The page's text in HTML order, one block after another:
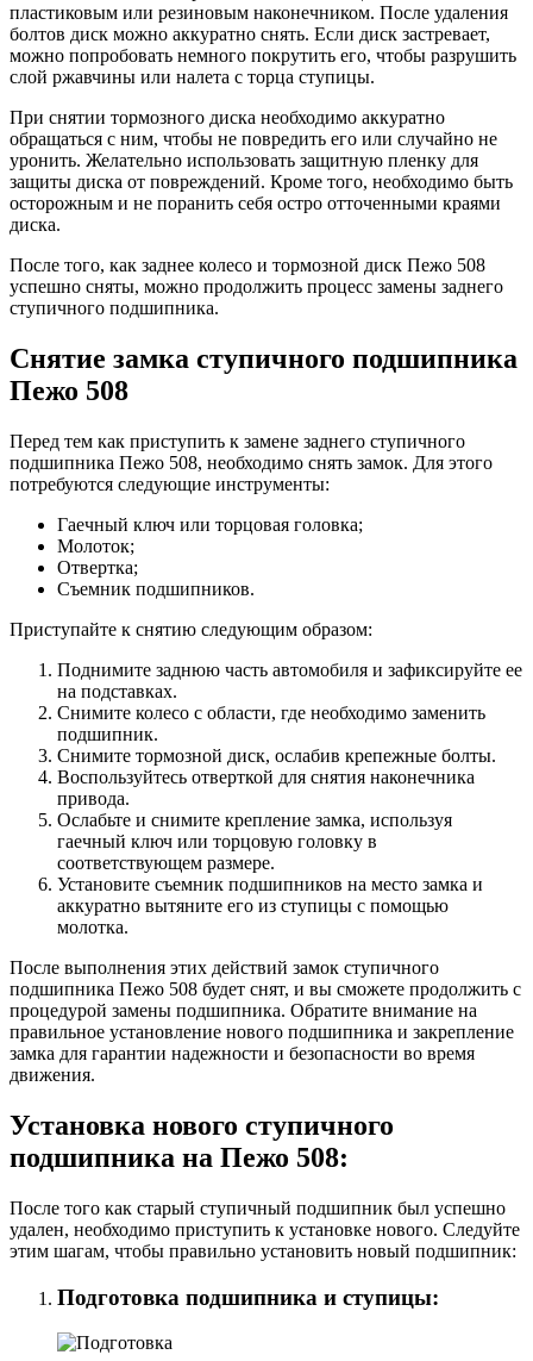
пластиковым или резиновым наконечником. После удаления
болтов диск можно аккуратно снять. Если диск застревает,
можно попробовать немного покрутить его, чтобы разрушить
слой ржавчины или налета с торца ступицы.
При снятии тормозного диска необходимо аккуратно
обращаться с ним, чтобы не повредить его или случайно не
уронить. Желательно использовать защитную пленку для
защиты диска от повреждений. Кроме того, необходимо быть
осторожным и не поранить себя остро отточенными краями
диска.
После того, как заднее колесо и тормозной диск Пежо 508
успешно сняты, можно продолжить процесс замены заднего
ступичного подшипника.
Снятие замка ступичного подшипника
Пежо 508
Перед тем как приступить к замене заднего ступичного
подшипника Пежо 508, необходимо снять замок. Для этого
потребуются следующие инструменты:
Гаечный ключ или торцовая головка;
Молоток;
Отвертка;
Съемник подшипников.
Приступайте к снятию следующим образом:
Поднимите заднюю часть автомобиля и зафиксируйте ее
на подставках.
Снимите колесо с области, где необходимо заменить
подшипник.
Снимите тормозной диск, ослабив крепежные болты.
Воспользуйтесь отверткой для снятия наконечника
привода.
Ослабьте и снимите крепление замка, используя
гаечный ключ или торцовую головку в
соответствующем размере.
Установите съемник подшипников на место замка и
аккуратно вытяните его из ступицы с помощью
молотка.
После выполнения этих действий замок ступичного
подшипника Пежо 508 будет снят, и вы сможете продолжить с
процедурой замены подшипника. Обратите внимание на
правильное установление нового подшипника и закрепление
замка для гарантии надежности и безопасности во время
движения.
Установка нового ступичного
подшипника на Пежо 508:
После того как старый ступичный подшипник был успешно
удален, необходимо приступить к установке нового. Следуйте
этим шагам, чтобы правильно установить новый подшипник:
Подготовка подшипника и ступицы: